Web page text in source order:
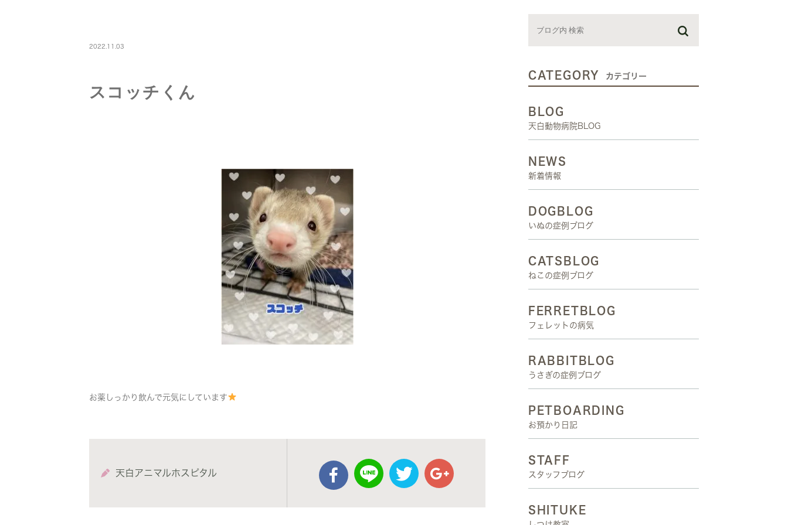
2022.11.03
スコッチくん
お薬しっかり飲んで元気にしています
天白アニマルホスピタル
CATEGORY カテゴリー
BLOG
天白動物病院BLOG
NEWS
新着情報
DOGBLOG
いぬの症例ブログ
CATSBLOG
ねこの症例ブログ
FERRETBLOG
フェレットの病気
RABBITBLOG
うさぎの症例ブログ
PETBOARDING
お預かり日記
STAFF
スタッフブログ
SHITUKE